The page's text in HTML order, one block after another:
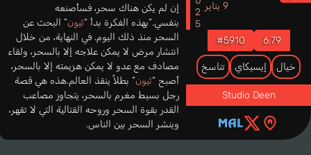
9 يناير
6.79
#5910
خيال إيسيكاي تناسخ
Studio Deen
إن لم يكن هناك سحر، فسأصنعه
بنفسي.”بهذه الفكرة بدأ “ثيون” البحث عن
السحر منذ ذلك اليوم. في النهاية، من خلال
انتشار مرض لا يمكن علاجه إلا بالسحر، ولقاء
مصادف مع عدو لا يمكن هزيمته إلا بالسحر،
أصبح “ثيون” بطلاً ينقذ العالم.هذه هي قصة
رجل بسيط مغرم بالسحر، يتجاوز مصاعب
القدر بقوة السحر وروحه القتالية التي لا تقهر،
وينشر السحر بين الناس.